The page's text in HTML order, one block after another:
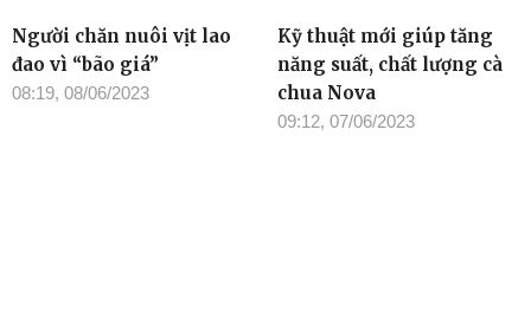
Người chăn nuôi vịt lao
đao vì “bão giá”
08:19, 08/06/2023
Kỹ thuật mới giúp tăng
năng suất, chất lượng cà
chua Nova
09:12, 07/06/2023